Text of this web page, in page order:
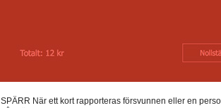
SPÄRR När ett kort rapporteras försvunnen eller en